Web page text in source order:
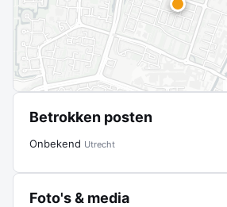
Betrokken posten
Onbekend Utrecht
Foto's & media